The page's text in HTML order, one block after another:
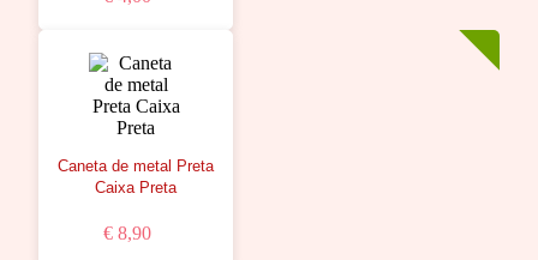
Caneta de metal Preta
Caixa Preta
€ 8,90